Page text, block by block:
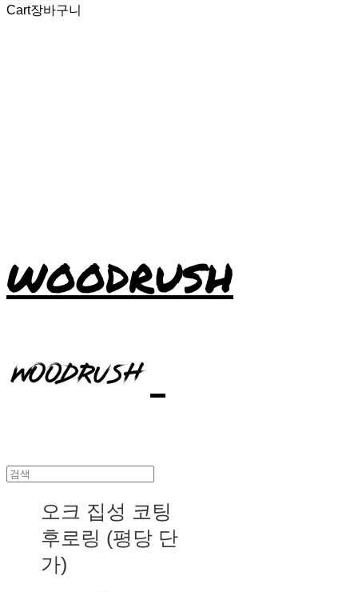
Cart장바구니
WOODRUSH
오크 집성 코팅
후로링 (평당 단
가)